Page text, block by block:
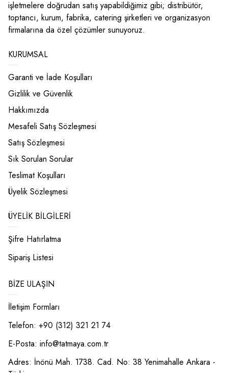
işletmelere doğrudan satış yapabildiğimiz gibi; distribütör,
toptancı, kurum, fabrika, catering şirketleri ve organizasyon
firmalarına da özel çözümler sunuyoruz.
KURUMSAL
Garanti ve İade Koşulları
Gizlilik ve Güvenlik
Hakkımızda
Mesafeli Satış Sözleşmesi
Satış Sözleşmesi
Sık Sorulan Sorular
Teslimat Koşulları
Üyelik Sözleşmesi
ÜYELIK BILGILERI
Şifre Hatırlatma
Sipariş Listesi
BIZE ULAŞIN
İletişim Formları
Telefon: +90 (312) 321 21 74
E-Posta: info@tatmaya.com.tr
Adres: İnönü Mah. 1738. Cad. No: 38 Yenimahalle Ankara -